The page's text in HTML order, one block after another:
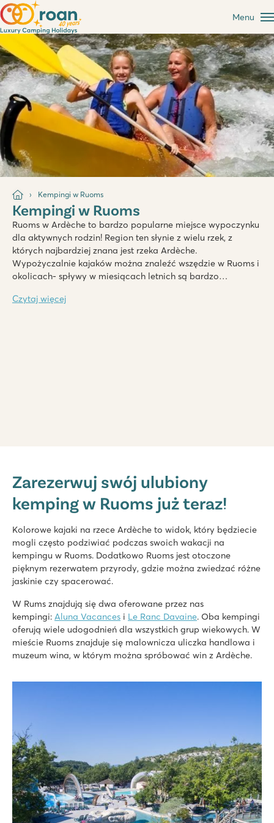
Menu
Kempingi w Ruoms
Kempingi w Ruoms
Ruoms w Ardèche to bardzo popularne miejsce wypoczynku
dla aktywnych rodzin! Region ten słynie z wielu rzek, z
których najbardziej znana jest rzeka Ardèche.
Wypożyczalnie kajaków można znaleźć wszędzie w Ruoms i
okolicach- spływy w miesiącach letnich są bardzo
Czytaj więcej
Francja - Południowa Francja - Ardèche - Ruoms
★ ★ ★ ★
Fantastyczny kryty i odkryty basen ze zjeżdżalniami
Zakwaterowania w zacienionych miejscach
Blisko miasta Ruoms ze sklepami i restauracjami
Aluna Vacances
Aluna Vacances
Francja - Południowa Francja - Ardèche - Ruoms
★ ★ ★ ★
Duży kompleks basenowy ze zjeżdżalniami i krytym basenem
Mobile home'y Roan z widokiem na dolinę
★ ★ ★ ★
Kompleks basenów z aż 12 zjeżdżalniami
Bogaty program rozrywkowy
W pobliżu pięknego Pont d'Arc
La Grand'Terre
Zarezerwuj swój ulubiony
kemping w Ruoms już teraz!
Kolorowe kajaki na rzece Ardèche to widok, który będziecie
mogli często podziwiać podczas swoich wakacji na
kempingu w Ruoms. Dodatkowo Ruoms jest otoczone
pięknym rezerwatem przyrody, gdzie można zwiedzać różne
jaskinie czy spacerować.
W Rums znajdują się dwa oferowane przez nas
kempingi: Aluna Vacances i Le Ranc Davaine. Oba kempingi
oferują wiele udogodnień dla wszystkich grup wiekowych. W
mieście Ruoms znajduje się malownicza uliczka handlowa i
muzeum wina, w którym można spróbować win z Ardèche.